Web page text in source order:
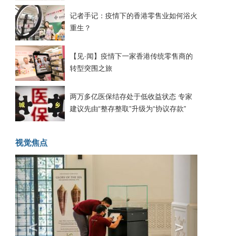
记者手记：疫情下的香港零售业如何浴火
重生？
【见·闻】疫情下一家香港传统零售商的
转型突围之旅
两万多亿医保结存处于低收益状态 专家
建议先由“整存整取”升级为“协议存款”
视觉焦点
< >